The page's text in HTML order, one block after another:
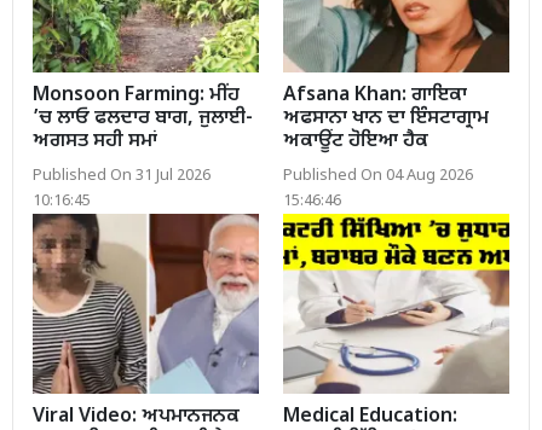
Monsoon Farming: ਮੀਂਹ
’ਚ ਲਾਓ ਫਲਦਾਰ ਬਾਗ, ਜੁਲਾਈ-
ਅਗਸਤ ਸਹੀ ਸਮਾਂ
Published On 31 Jul 2026
10:16:45
Afsana Khan: ਗਾਇਕਾ
ਅਫਸਾਨਾ ਖਾਨ ਦਾ ਇੰਸਟਾਗ੍ਰਾਮ
ਅਕਾਊਂਟ ਹੋਇਆ ਹੈਕ
Published On 04 Aug 2026
15:46:46
Viral Video: ਅਪਮਾਨਜਨਕ
Medical Education: